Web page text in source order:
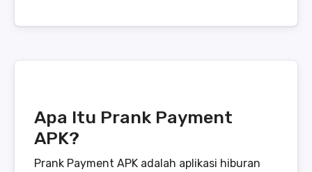
Apa Itu Prank Payment
APK?
Prank Payment APK adalah aplikasi hiburan